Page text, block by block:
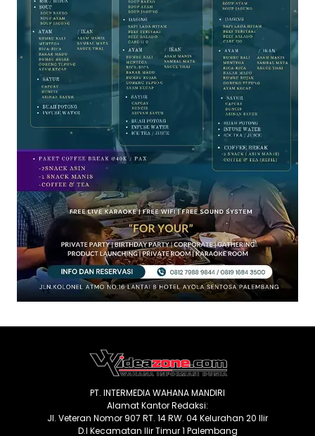
PT. INTERMEDIA WAHANA MANDIRI
Alamat Kantor Redaksi:
Jl. Veteran Nomor 907 RT. 14 RW. 04 Kelurahan 20 Ilir
D.I Kecamatan Ilir Timur 1 Palembang